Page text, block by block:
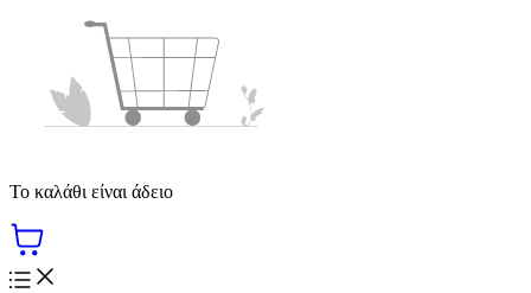
Το καλάθι είναι άδειο